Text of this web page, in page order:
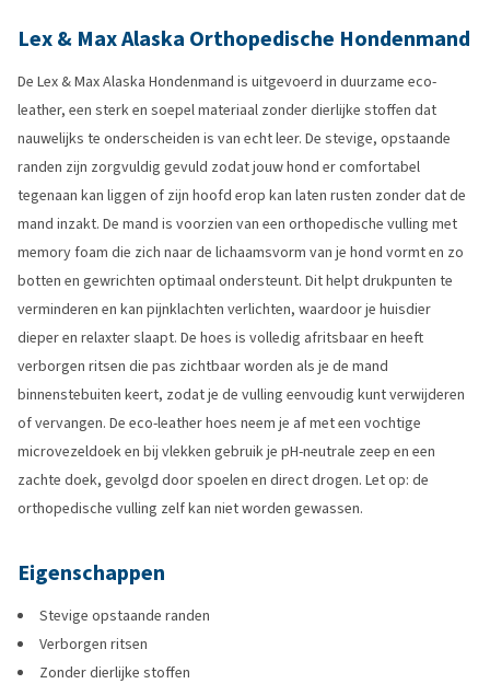
Lex & Max Alaska Orthopedische Hondenmand
De Lex & Max Alaska Hondenmand is uitgevoerd in duurzame eco-
leather, een sterk en soepel materiaal zonder dierlijke stoffen dat
nauwelijks te onderscheiden is van echt leer. De stevige, opstaande
randen zijn zorgvuldig gevuld zodat jouw hond er comfortabel
tegenaan kan liggen of zijn hoofd erop kan laten rusten zonder dat de
mand inzakt. De mand is voorzien van een orthopedische vulling met
memory foam die zich naar de lichaamsvorm van je hond vormt en zo
botten en gewrichten optimaal ondersteunt. Dit helpt drukpunten te
verminderen en kan pijnklachten verlichten, waardoor je huisdier
dieper en relaxter slaapt. De hoes is volledig afritsbaar en heeft
verborgen ritsen die pas zichtbaar worden als je de mand
binnenstebuiten keert, zodat je de vulling eenvoudig kunt verwijderen
of vervangen. De eco-leather hoes neem je af met een vochtige
microvezeldoek en bij vlekken gebruik je pH-neutrale zeep en een
zachte doek, gevolgd door spoelen en direct drogen. Let op: de
orthopedische vulling zelf kan niet worden gewassen.
Eigenschappen
Stevige opstaande randen
Verborgen ritsen
Zonder dierlijke stoffen